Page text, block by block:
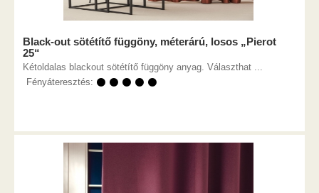
Black-out sötétítő függöny, méterárú, losos „Pierot
25“
Kétoldalas blackout sötétítő függöny anyag. Választhat ...
Fényáteresztés: ⚫ ⚫ ⚫ ⚫ ⚫